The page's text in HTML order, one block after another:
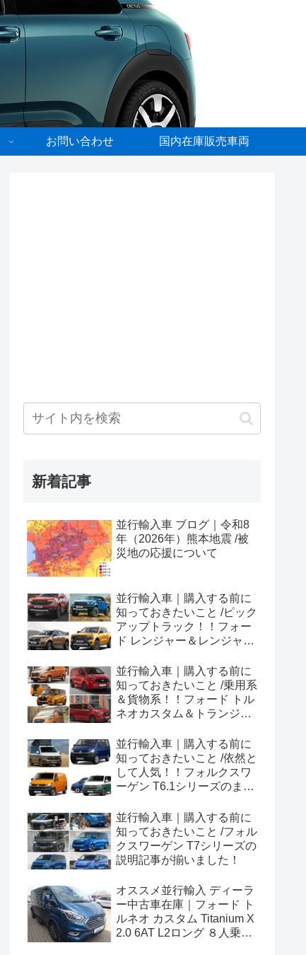
お問い合わせ 国内在庫販売車両
新着記事
並行輸入車 ブログ｜令和8
年（2026年）熊本地震 /被
災地の応援について
並行輸入車｜購入する前に
知っておきたいこと /ピック
アップトラック！！フォー
ド レンジャー＆レンジャー
め！
並行輸入車｜購入する前に
知っておきたいこと /乗用系
＆貨物系！！フォード トル
ネオカスタム＆トランジッ
め！
並行輸入車｜購入する前に
知っておきたいこと /依然と
して人気！！フォルクスワ
ーゲン T6.1シリーズのまと
並行輸入車｜購入する前に
知っておきたいこと /フォル
クスワーゲン T7シリーズの
説明記事が揃いました！
オススメ並行輸入 ディーラ
ー中古車在庫｜フォード ト
ルネオ カスタム Titanium X
2.0 6AT L2ロング ８人乗り